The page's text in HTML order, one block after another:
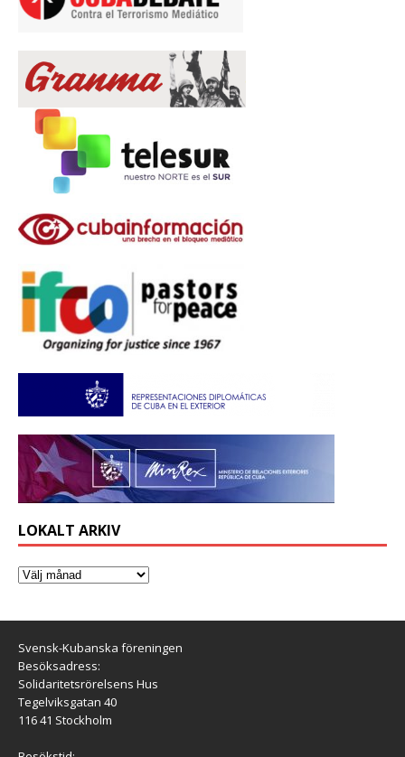
LOKALT ARKIV
Svensk-Kubanska föreningen
Besöksadress:
Solidaritetsrörelsens Hus
Tegelviksgatan 40
116 41 Stockholm